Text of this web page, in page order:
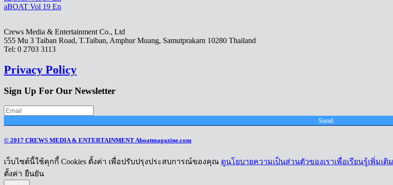
aBOAT Vol 19 En
Crews Media & Entertainment Co., Ltd
555 Mu 3 Taiban Road, T.Taiban, Amphur Muang, Samutprakarn 10280 Thailand
Tel: 0 2703 3113
Privacy Policy
Sign Up For Our Newsletter
Send
© 2017 CREWS MEDIA & ENTERTAINMENT Aboatmagazine.com
เว็บไซต์นี้ใช้คุกกี้ Cookies ตั้งค่า เพื่อปรับปรุงประสบการณ์ของคุณ ดูนโยบายความเป็นส่วนตัวของเราเพื่อเรียนรู้เพิ่มเติม
ตั้งค่า ยืนยัน